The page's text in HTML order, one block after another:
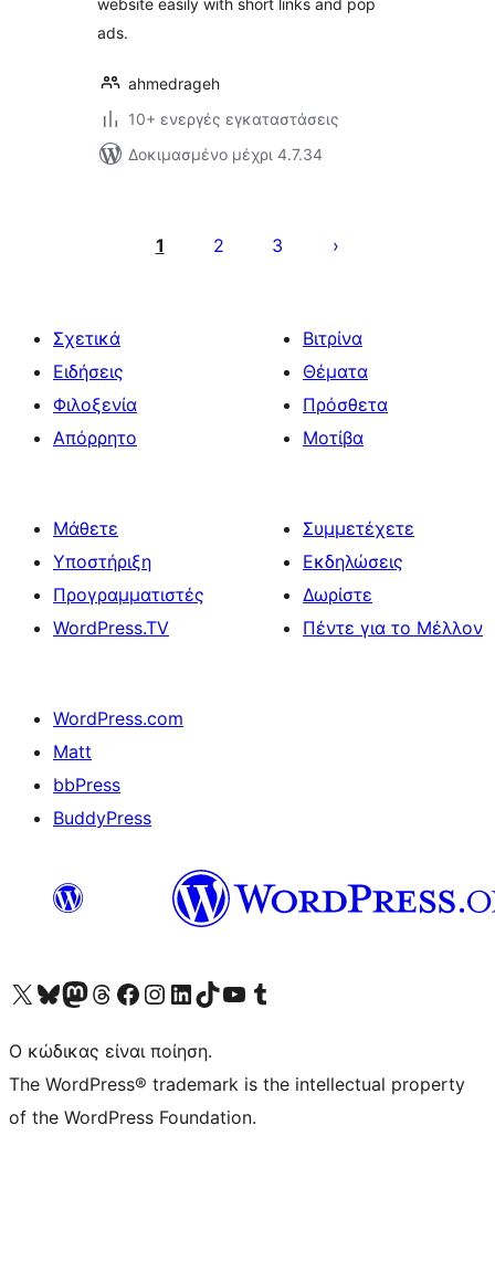
website easily with short links and pop
ads.
ahmedrageh
10+ ενεργές εγκαταστάσεις
Δοκιμασμένο μέχρι 4.7.34
άρθρων
1 2 3
Σχετικά
Ειδήσεις
Φιλοξενία
Απόρρητο
Βιτρίνα
Θέματα
Πρόσθετα
Μοτίβα
Μάθετε
Υποστήριξη
Προγραμματιστές
WordPress.TV
Συμμετέχετε
Εκδηλώσεις
Δωρίστε
Πέντε για το Μέλλον
WordPress.com
Matt
bbPress
BuddyPress
Visit our X (formerly Twitter) account
Visit our Bluesky account
Επισκεφθείτε τον λογαριασμό μας στο Mastodon
Visit our Threads account
Επισκεφτείτε τη σελίδα μας στο Facebook
Επισκεφθείτε τον λογαριασμό μας Instagram
Επισκεφθείτε τον λογαριασμό μας LinkedIn
Visit our TikTok account
Visit our YouTube channel
Visit our Tumblr account
Ο κώδικας είναι ποίηση.
The WordPress® trademark is the intellectual property
of the WordPress Foundation.